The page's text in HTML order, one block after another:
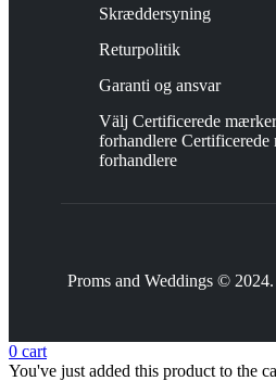
Skræddersyning
Returpolitik
Garanti og ansvar
Välj Certificerede
forhandlere
forhandlere
Proms and Weddings ©
0 cart
You've just added this product to the